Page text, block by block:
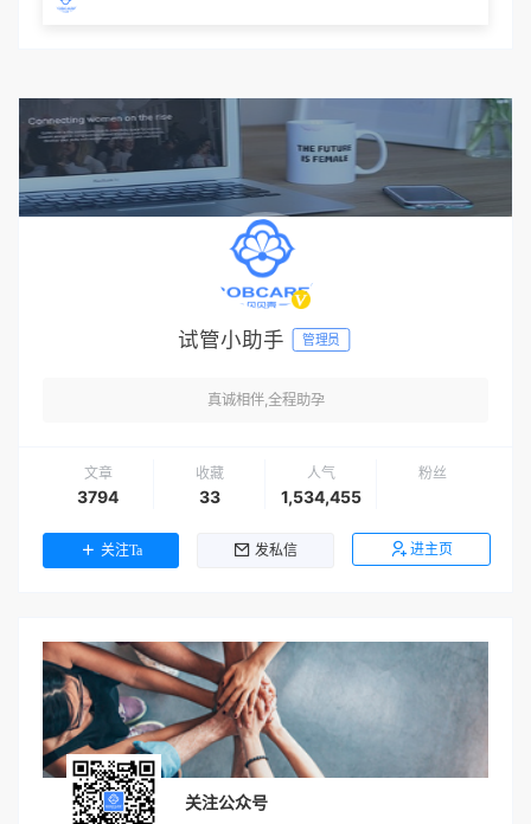
试管小助手 管理员
真诚相伴,全程助孕
文章
3794
收藏
33
人气
1,534,455
粉丝
关注Ta 发私信 进主页
关注公众号